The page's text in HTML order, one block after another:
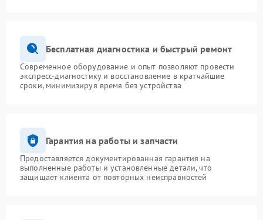
Бесплатная диагностика и быстрый ремонт
Современное оборудование и опыт позволяют провести
экспресс-диагностику и восстановление в кратчайшие
сроки, минимизируя время без устройства
Гарантия на работы и запчасти
Предоставляется документированная гарантия на
выполненные работы и установленные детали, что
защищает клиента от повторных неисправностей